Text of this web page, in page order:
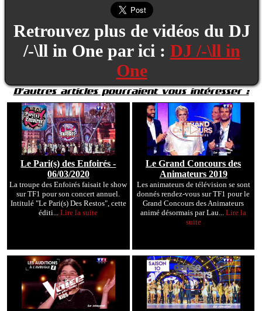
Retrouvez plus de vidéos du DJ
/-\ll in One par ici : DJ /-\ll in
One
D'autres articles pourraient vous intéresser :
Le Pari(s) des Enfoirés -
06/03/2020
La troupe des Enfoirés faisait le show
sur TF1 pour son concert annuel.
Intitulé "Le Pari(s) Des Restos", cette
éditi...Lire la suite
Le Grand Concours des
Animateurs 2019
Les animateurs de télévision se sont
donnés rendez-vous sur TF1 pour le
Grand Concours des Animateurs
animé désormais par Lau...Lire la
suite